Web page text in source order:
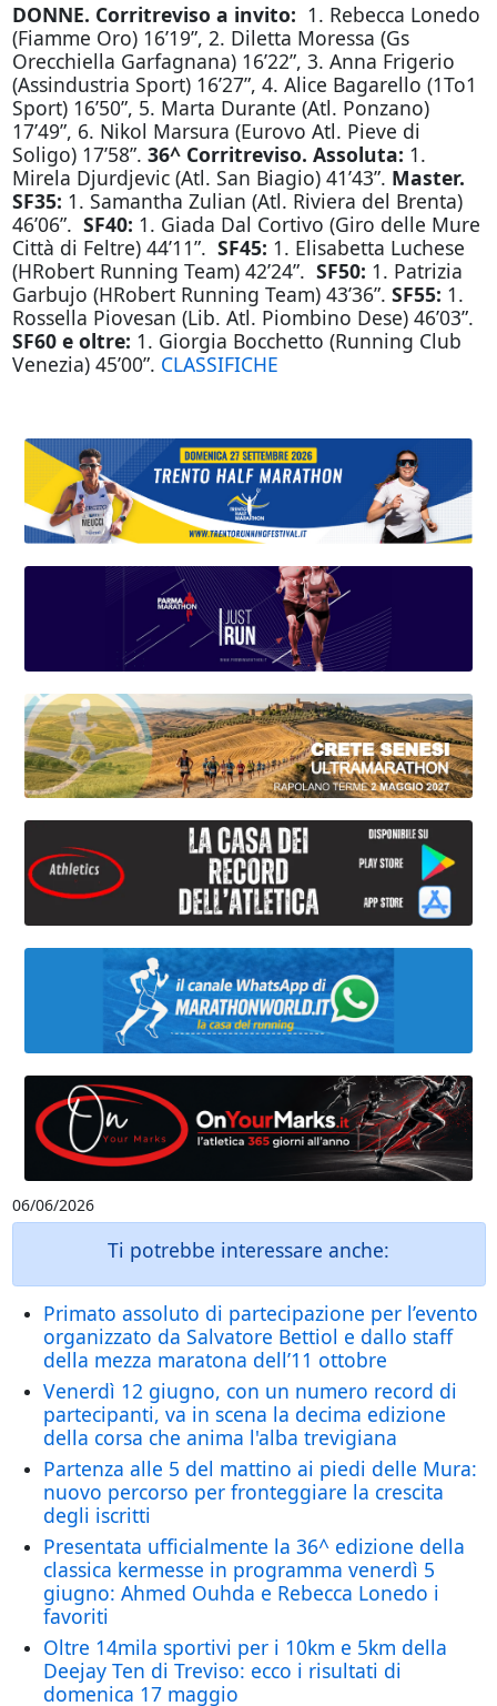
DONNE. Corritreviso a invito: 1. Rebecca Lonedo
(Fiamme Oro) 16’19”, 2. Diletta Moressa (Gs
Orecchiella Garfagnana) 16’22”, 3. Anna Frigerio
(Assindustria Sport) 16’27”, 4. Alice Bagarello (1To1
Sport) 16’50”, 5. Marta Durante (Atl. Ponzano)
17’49”, 6. Nikol Marsura (Eurovo Atl. Pieve di
Soligo) 17’58”. 36^ Corritreviso. Assoluta: 1.
Mirela Djurdjevic (Atl. San Biagio) 41’43”. Master.
SF35: 1. Samantha Zulian (Atl. Riviera del Brenta)
46’06”. SF40: 1. Giada Dal Cortivo (Giro delle Mure
Città di Feltre) 44’11”. SF45: 1. Elisabetta Luchese
(HRobert Running Team) 42’24”. SF50: 1. Patrizia
Garbujo (HRobert Running Team) 43’36”. SF55: 1.
Rossella Piovesan (Lib. Atl. Piombino Dese) 46’03”.
SF60 e oltre: 1. Giorgia Bocchetto (Running Club
Venezia) 45’00”. CLASSIFICHE
06/06/2026
Ti potrebbe interessare anche:
Primato assoluto di partecipazione per l’evento
organizzato da Salvatore Bettiol e dallo staff
della mezza maratona dell’11 ottobre
Venerdì 12 giugno, con un numero record di
partecipanti, va in scena la decima edizione
della corsa che anima l'alba trevigiana
Partenza alle 5 del mattino ai piedi delle Mura:
nuovo percorso per fronteggiare la crescita
degli iscritti
Presentata ufficialmente la 36^ edizione della
classica kermesse in programma venerdì 5
giugno: Ahmed Ouhda e Rebecca Lonedo i
favoriti
Oltre 14mila sportivi per i 10km e 5km della
Deejay Ten di Treviso: ecco i risultati di
domenica 17 maggio